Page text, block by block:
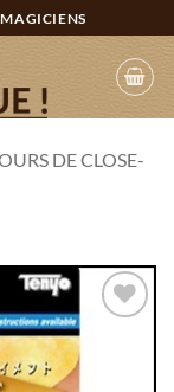
DE CLOSE-